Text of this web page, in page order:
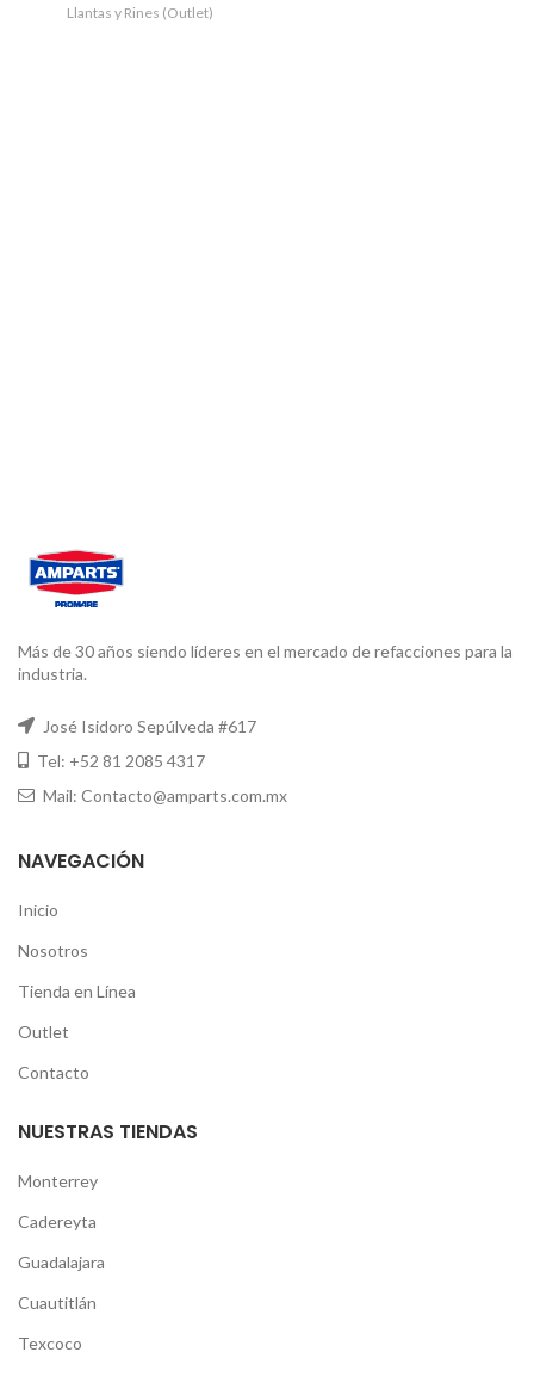
Llantas y Rines (Outlet)
Más de 30 años siendo líderes en el mercado de refacciones para la
industria.
José Isidoro Sepúlveda #617
Tel: +52 81 2085 4317
Mail: Contacto@amparts.com.mx
NAVEGACIÓN
Inicio
Nosotros
Tienda en Línea
Outlet
Contacto
NUESTRAS TIENDAS
Monterrey
Cadereyta
Guadalajara
Cuautitlán
Texcoco